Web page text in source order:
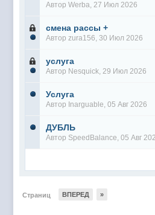
Автор Werba, 27 Июл 2026
смена рассы +
Автор zura156, 30 Июл 2026
услуга
Автор Nesquick, 29 Июл 2026
Услуга
Автор Inarguable, 05 Авг 2026
ДУБЛЬ
Автор SpeedBalance, 05 Авг
Страниц ВПЕРЕД »